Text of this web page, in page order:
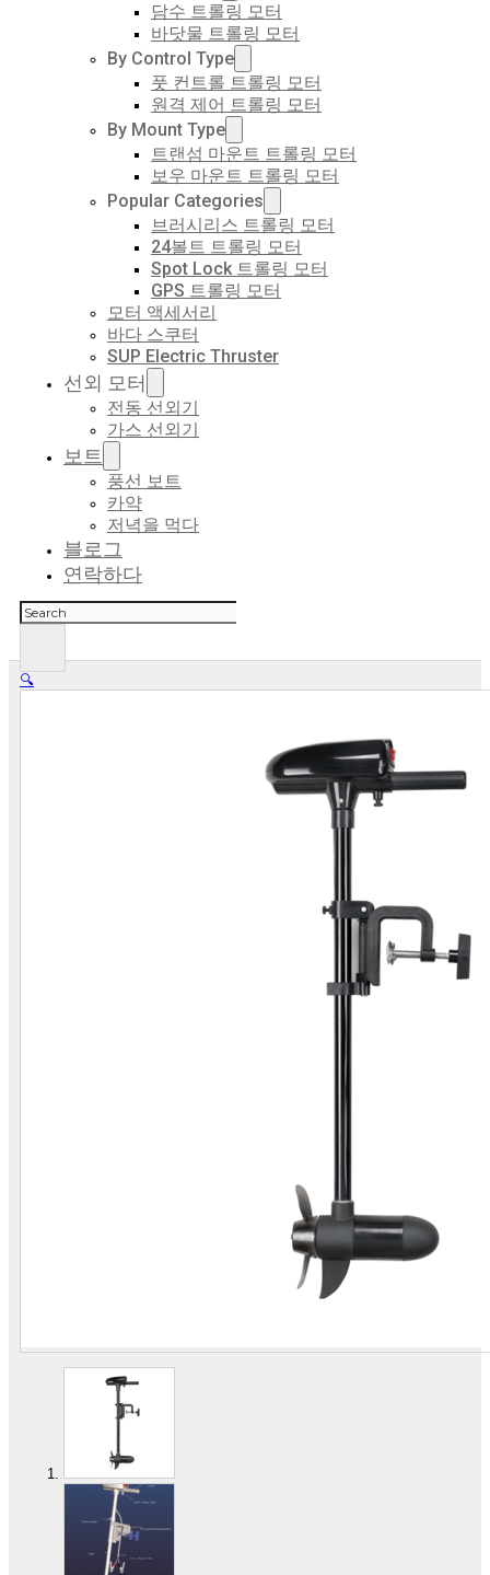
담수 트롤링 모터
바닷물 트롤링 모터
By Control Type
풋 컨트롤 트롤링 모터
원격 제어 트롤링 모터
By Mount Type
트랜섬 마운트 트롤링 모터
보우 마운트 트롤링 모터
Popular Categories
브러시리스 트롤링 모터
24볼트 트롤링 모터
Spot Lock 트롤링 모터
GPS 트롤링 모터
모터 액세서리
바다 스쿠터
SUP Electric Thruster
선외 모터
전동 선외기
가스 선외기
보트
풍선 보트
카약
저녁을 먹다
블로그
연락하다
검
색
🔍